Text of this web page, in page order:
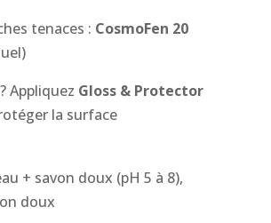
tenaces : CosmoFen 20
Appliquez Gloss & Protector
la surface
+ savon doux (pH 5 à 8),
doux